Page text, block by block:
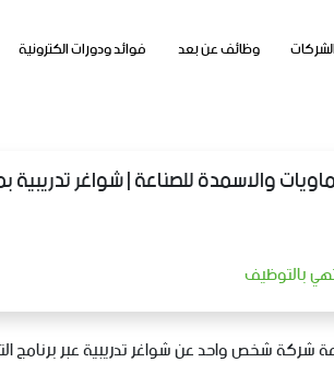
وظائف عن بعد فوائد ودورات الكترونية
والاسمدة للصناعة | شواغر تدريبية
بالتوظيف